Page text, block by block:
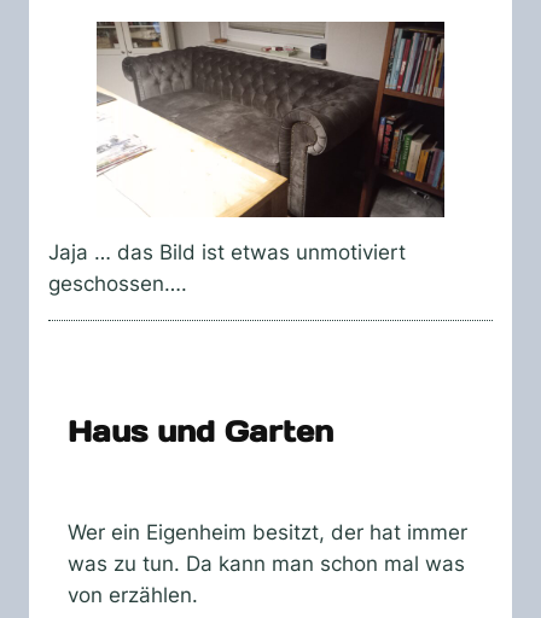
Jaja … das Bild ist etwas unmotiviert
geschossen….
Haus und Garten
Wer ein Eigenheim besitzt, der hat immer
was zu tun. Da kann man schon mal was
von erzählen.